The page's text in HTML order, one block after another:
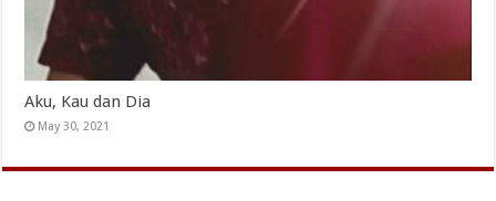
Aku, Kau dan Dia
May 30, 2021